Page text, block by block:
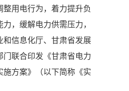
整用电行为，着力提升负
，缓解电力供需压力，
和信息化厅、甘肃省发展
门联合印发《甘肃省电力
施方案》（以下简称《实